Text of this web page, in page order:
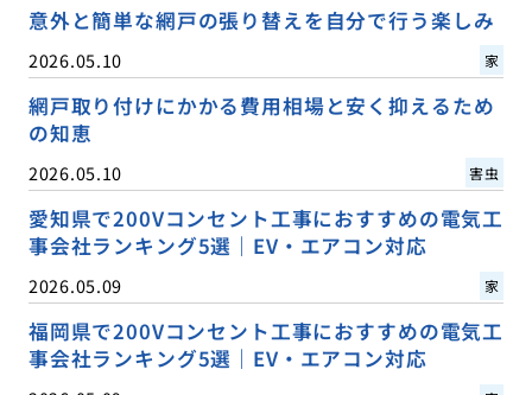
意外と簡単な網戸の張り替えを自分で行う楽しみ
2026.05.10 家
網戸取り付けにかかる費用相場と安く抑えるため
の知恵
2026.05.10 害虫
愛知県で200Vコンセント工事におすすめの電気工
事会社ランキング5選｜EV・エアコン対応
2026.05.09 家
福岡県で200Vコンセント工事におすすめの電気工
事会社ランキング5選｜EV・エアコン対応